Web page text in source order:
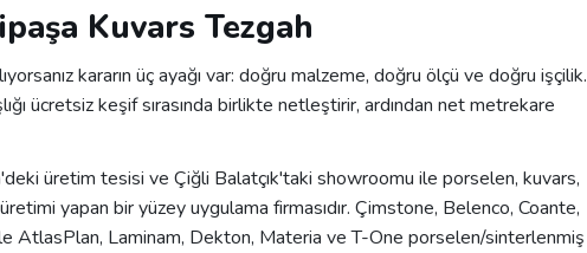
Kuvars Tezgah
kararın üç ayağı var: doğru malzeme, doğru ölçü ve doğru işçilik.
ücretsiz keşif sırasında birlikte netleştirir, ardından net metrekare
üretim tesisi ve Çiğli Balatçık'taki showroomu ile porselen, kuvars,
yapan bir yüzey uygulama firmasıdır. Çimstone, Belenco, Coante,
AtlasPlan, Laminam, Dekton, Materia ve T-One porselen/sinterlenmiş